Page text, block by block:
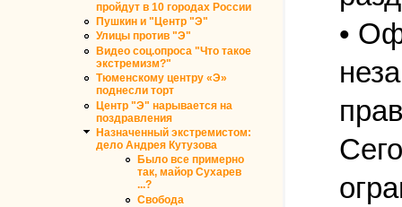
пройдут в 10 городах России
Пушкин и "Центр "Э"
Улицы против "Э"
Видео соц.опроса "Что такое
экстремизм?"
Тюменскому центру «Э»
поднесли торт
Центр "Э" нарывается на
поздравления
Назначенный экстремистом:
дело Андрея Кутузова
Было все примерно
так, майор Сухарев
...?
Свобода
•